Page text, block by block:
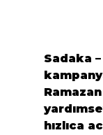
Sadaka
hızlıca